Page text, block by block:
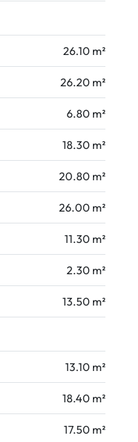
26.10 m²
26.20 m²
6.80 m²
18.30 m²
20.80 m²
26.00 m²
11.30 m²
2.30 m²
13.50 m²
13.10 m²
18.40 m²
17.50 m²